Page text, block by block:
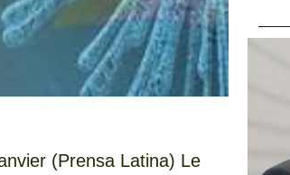
(Prensa Latina) Le